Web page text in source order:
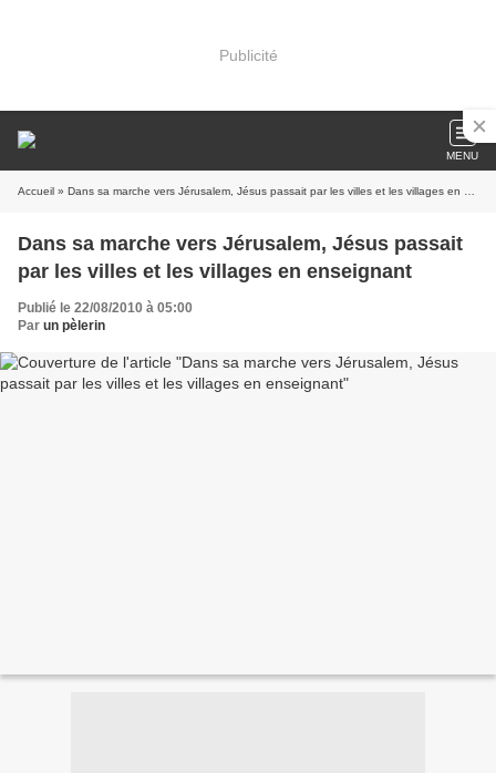
Publicité
MENU
Accueil » Dans sa marche vers Jérusalem, Jésus passait par les villes et les villages en enseignant
Dans sa marche vers Jérusalem, Jésus passait
par les villes et les villages en enseignant
Publié le 22/08/2010 à 05:00
Par un pèlerin